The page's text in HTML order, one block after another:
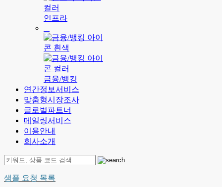
인프라
금융/뱅킹
연간정보서비스
맞춤형시장조사
글로벌파트너
메일링서비스
이용안내
회사소개
샘플 요청 목록